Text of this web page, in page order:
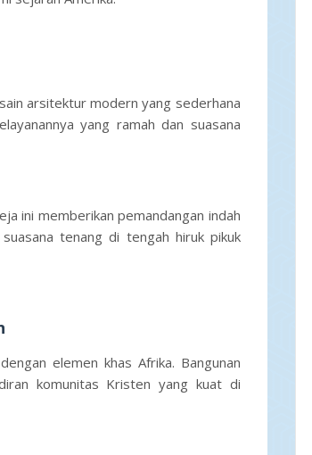
arsitektur modern yang sederhana
yang ramah dan suasana
ini memberikan pemandangan indah
tenang di tengah hiruk pikuk
elemen khas Afrika. Bangunan
komunitas Kristen yang kuat di